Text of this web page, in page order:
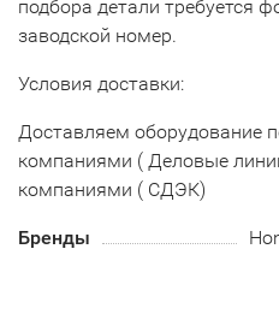
подбора детали требуется
заводской номер.
Условия доставки:
Доставляем оборудование
компаниями ( Деловые
компаниями ( СДЭК)
Бренды